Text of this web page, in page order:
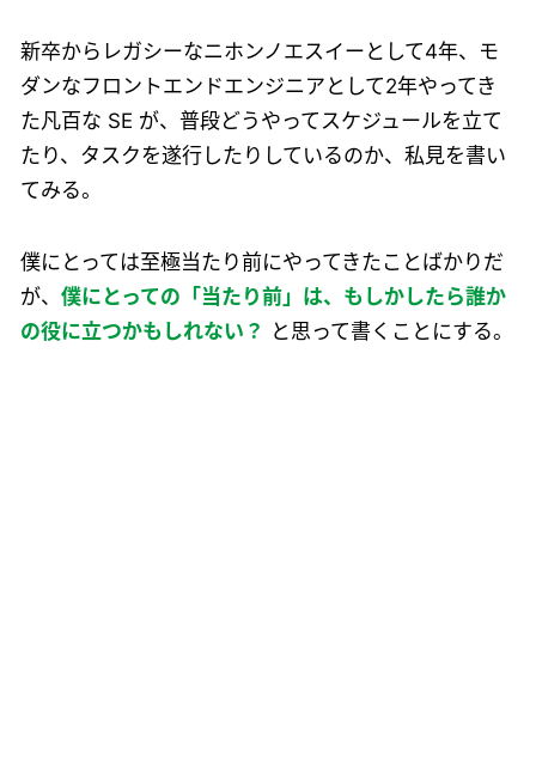
新卒からレガシーなニホンノエスイーとして4年、モ
ダンなフロントエンドエンジニアとして2年やってき
た凡百な SE が、普段どうやってスケジュールを立て
たり、タスクを遂行したりしているのか、私見を書い
てみる。
僕にとっては至極当たり前にやってきたことばかりだ
が、 僕にとっての「当たり前」は、もしかしたら誰か
の役に立つかもしれない？ と思って書くことにする。